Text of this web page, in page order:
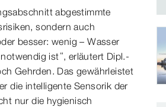
abgestimmte
sondern auch
besser: wenig – Wasser
ist“, erläutert Dipl.-
Gehrden. Das gewährleistet
die intelligente Sensorik der
nur die hygienisch